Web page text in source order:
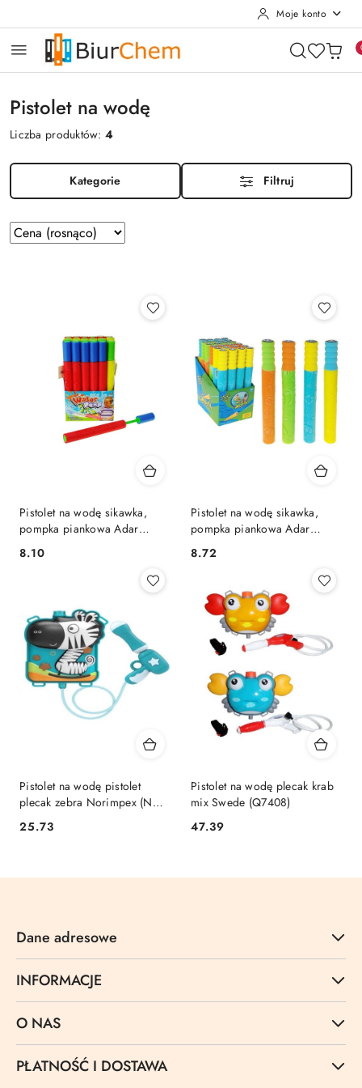
Moje konto
Pistolet na wodę
Liczba produktów:4
Kategorie Filtruj
Zastosowano
sortowanie:
Sortuj
według
Pistolet na wodę sikawka,
pompka piankowa Adar
(594876)
Cena:
8.10
Pistolet na wodę sikawka,
pompka piankowa Adar
(633056)
Cena:
8.72
Pistolet na wodę pistolet
plecak zebra Norimpex (NO-
Cena:
25.73
Pistolet na wodę plecak krab
mix Swede (Q7408)
Cena:
47.39
Dane adresowe
INFORMACJE
O NAS
PŁATNOŚĆ I DOSTAWA